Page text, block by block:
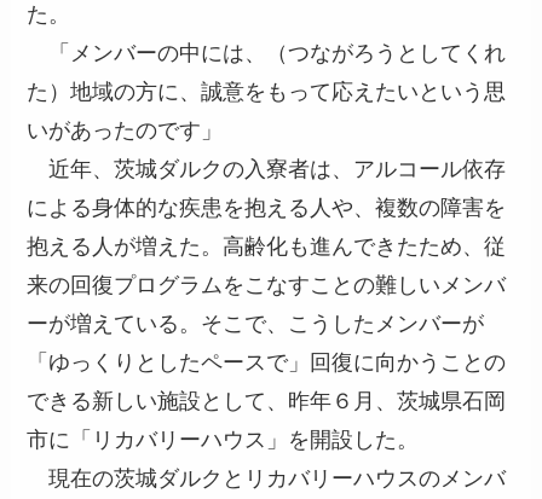
た。
「メンバーの中には、（つながろうとしてくれ
た）地域の方に、誠意をもって応えたいという思
いがあったのです」
近年、茨城ダルクの入寮者は、アルコール依存
による身体的な疾患を抱える人や、複数の障害を
抱える人が増えた。高齢化も進んできたため、従
来の回復プログラムをこなすことの難しいメンバ
ーが増えている。そこで、こうしたメンバーが
「ゆっくりとしたペースで」回復に向かうことの
できる新しい施設として、昨年６月、茨城県石岡
市に「リカバリーハウス」を開設した。
現在の茨城ダルクとリカバリーハウスのメンバ